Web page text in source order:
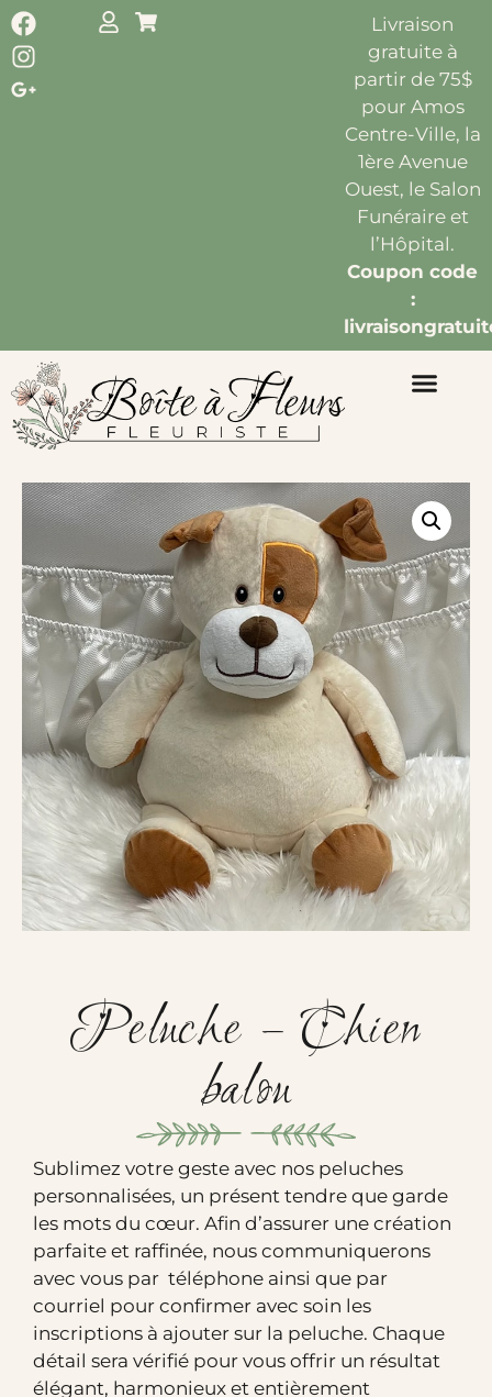
Livraison
gratuite à
partir de 75$
pour Amos
Centre-Ville, la
1ère Avenue
Ouest, le Salon
Funéraire et
l’Hôpital.
Coupon code
:
Peluche – Chien
balou
Sublimez votre geste avec nos peluches
personnalisées, un présent tendre que garde
les mots du cœur. Afin d’assurer une création
parfaite et raffinée, nous communiquerons
avec vous par téléphone ainsi que par
courriel pour confirmer avec soin les
inscriptions à ajouter sur la peluche. Chaque
détail sera vérifié pour vous offrir un résultat
élégant, harmonieux et entièrement